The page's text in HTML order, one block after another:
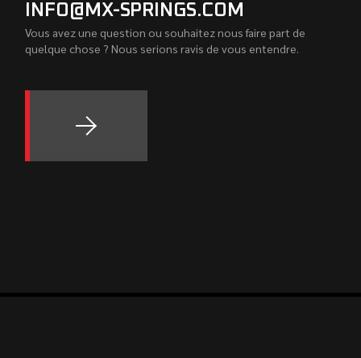
INFO@MX-SPRINGS.COM
Vous avez une question ou souhaitez nous faire part de
quelque chose ? Nous serions ravis de vous entendre.